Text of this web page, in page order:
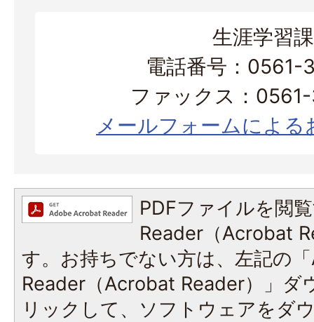
生涯学習課
電話番号：0561-
ファックス：
メールフォームによる
PDFファイルを閲
Reader（Acrobat
す。お持ちでない方は、左記の
Reader（Acrobat Reader）」ダ
リックして、ソフトウェアをダ